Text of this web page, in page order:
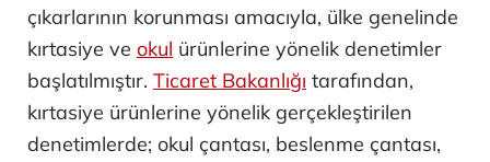
çıkarlarının korunması amacıyla, ülke genelinde
kırtasiye ve okul ürünlerine yönelik denetimler
başlatılmıştır. Ticaret Bakanlığı tarafından,
kırtasiye ürünlerine yönelik gerçekleştirilen
denetimlerde; okul çantası, beslenme çantası,